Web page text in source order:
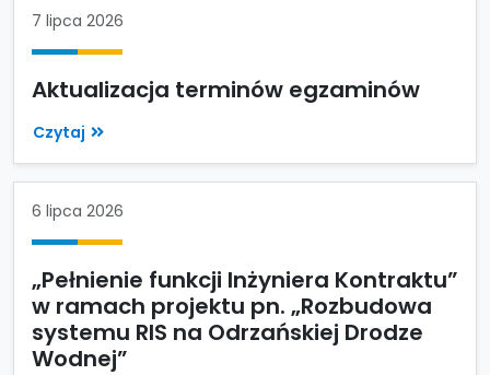
7 lipca 2026
Aktualizacja terminów egzaminów
Czytaj
6 lipca 2026
„Pełnienie funkcji Inżyniera Kontraktu”
w ramach projektu pn. „Rozbudowa
systemu RIS na Odrzańskiej Drodze
Wodnej”